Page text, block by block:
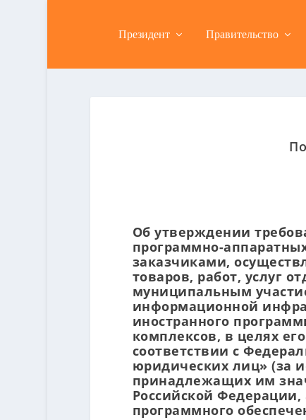
Президент Правительство
Об утверждении
программно-
заказчиками,
товаров, работ, услуг
муниципальным
информационной
иностранного
комплексов, в целях
соответствии с
юридических лиц» (за
принадлежащих им
Российской Федерации,
программного